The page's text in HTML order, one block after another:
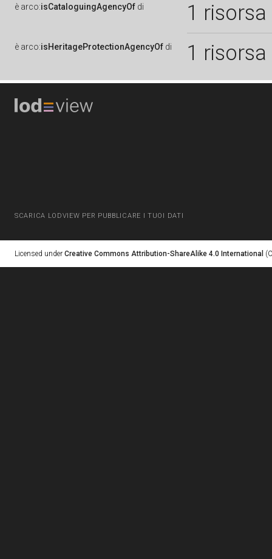
è arco:isCataloguingAgencyOf di 1 risorsa
è arco:isHeritageProtectionAgencyOf di 1 risorsa
SCARICA LODVIEW PER PUBBLICARE I TUOI DATI
Licensed under Creative Commons Attribution-ShareAlike 4.0 International